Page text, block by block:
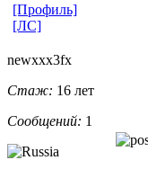
[Профиль]
[ЛС]
newxxx3fx
Стаж: 16 лет
Сообщений: 1